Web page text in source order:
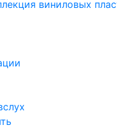
виниловых